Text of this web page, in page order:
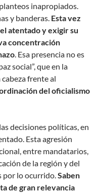
inapropiados.
y banderas. Esta vez
atentado y exigir su
concentración
. Esa presencia no es
social”, que en la
frente al
del oficialismo
decisiones políticas, en
Esta agresión
entre mandatarios,
de la región y del
por lo ocurrido.Saben
de gran relevancia